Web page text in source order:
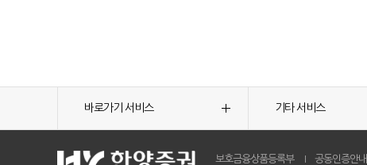
바로가기 서비스 기타 서비스
보호금융상품등록부 공동인증안내